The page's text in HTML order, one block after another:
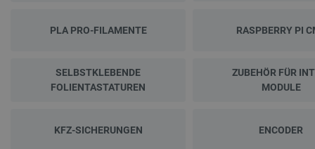
PLA PRO-FILAMENTE RASPBERRY PI
SELBSTKLEBENDE
FOLIENTASTATUREN
ZUBEHÖR FÜR
MODULE
KFZ-SICHERUNGEN ENCODER